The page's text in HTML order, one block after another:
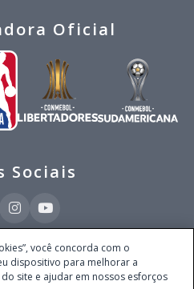
Oficial
Sociais
LTDA (CNPJ 52.868.380/0001-84), com
Lima, nº 4.055, 3º andar, Itaim Bibi, no
você concorda com o
dispositivo para melhorar a
site e ajudar em nossos esforços